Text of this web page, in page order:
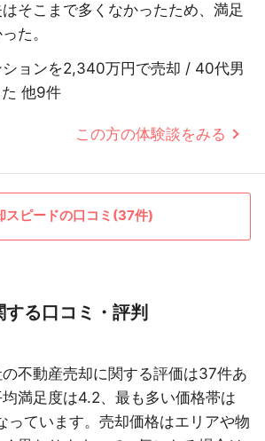
そこまで多くなかったため、満足
た。
ションを2,340万円で売却 / 40代男
他9件
この方の体験談をみる
スピードの口コミ(37件)
る口コミ・評判
不動産売却に関する評価は37件あ
満足度は4.2、最も多い価格帯は
っています。売却価格はエリアや物